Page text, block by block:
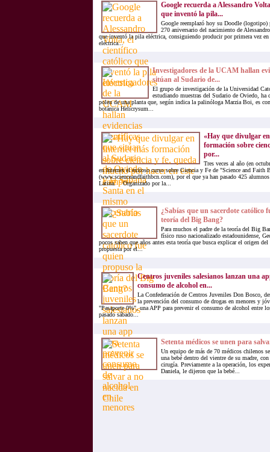
Google recuerda a Alessandro
que inventó la pila...
Google reemplazó hoy su Doodle (logotipo)
270 aniversario del nacimiento de
que inventó la pila eléctrica, consiguiendo producir por primera vez
eléctrica...
Investigadores de la UCAM hallan
sitúan al Sudario de...
El grupo de investigación de la Universidad
estudiando muestras del Sudario de Oviedo, ha
polen de una planta que, según indica la palinóloga Marzia Boi, es
botánica Helicrysum...
«Hay que divulgar
formación sobre
por...
Tres veces al año (en
en Internet el exitoso curso sobre Ciencia y Fe de "Science and Faith
(www.scienceandfaithbcn.com), por el que ya han pasado 425
Latina. Organizado por la...
¿Sabías que un sacerdote católico
teoría del Big Bang?
Para muchos el padre de la teoría del Big
físico ruso nacionalizado estadounidense,
pocos saben que años antes esta teoría que busca explicar el origen
propuesta por el...
Centros juveniles salesianos lanzan una
consumo de alcohol en...
La Confederación de Centros Juveniles Don Bosco,
la prevención del consumo de drogas en menores y
"Pasaporte 0%", una APP para prevenir el consumo de alcohol entre
pasado sábado...
Setenta médicos se unen para
Un equipo de más de 70 médicos chilenos
una bebé dentro del vientre de su madre,
cirugía. Previamente a la operación, los
Daniela, le dijeron que la bebé...